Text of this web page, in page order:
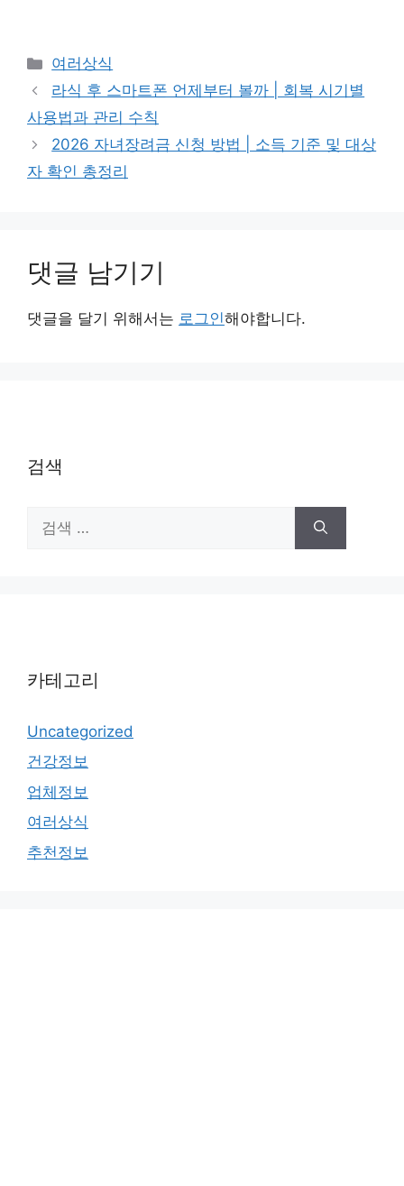
카
테
리
여러상식
라식 후 스마트폰 언제부터 볼까 | 회복 시기별
사용법과 관리 수칙
2026 자녀장려금 신청 방법 | 소득 기준 및 대상
자 확인 총정리
댓글 남기기
댓글을 달기 위해서는 로그인해야합니다.
검색
색:
카테고리
Uncategorized
건강정보
업체정보
여러상식
추천정보